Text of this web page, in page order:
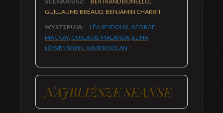
GUILLAUME BRÉAUD, BENJAMIN CHARBIT
WYSTĘPUJĄ: LÉA SEYDOUX, GEORGE
MACKAY, GUSLAGIE MALANDA, ELINA
LÖWENSOHN, XAVIER DOLAN
NAJBLIŻSZE SEANSE